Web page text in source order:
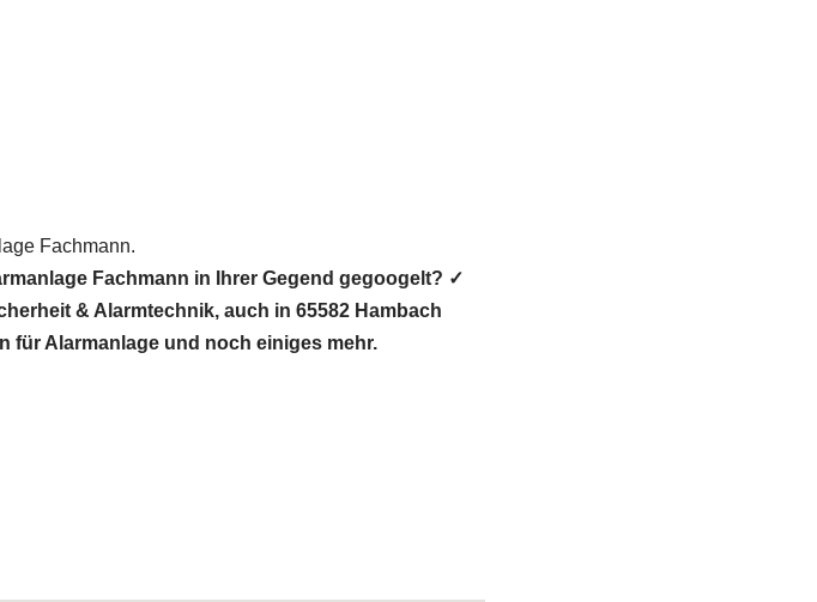
Fachmann.
Fachmann in Ihrer Gegend gegoogelt? ✓
& Alarmtechnik, auch in 65582 Hambach
für Alarmanlage und noch einiges mehr.